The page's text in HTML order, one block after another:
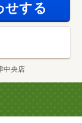
せする
中央店